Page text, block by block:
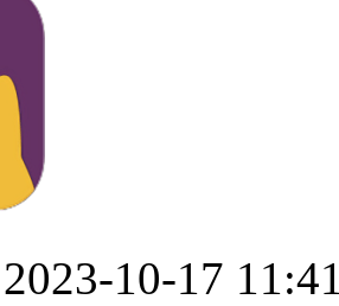
2023-10-17